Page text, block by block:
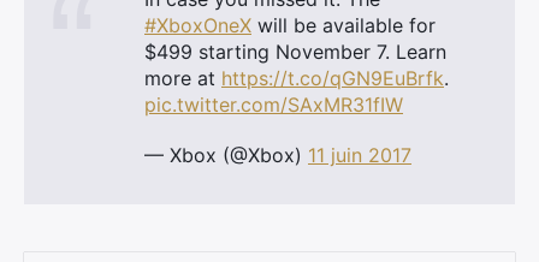
#XboxOneX will be available for
$499 starting November 7. Learn
more at https://t.co/qGN9EuBrfk.
pic.twitter.com/SAxMR31fIW
— Xbox (@Xbox) 11 juin 2017